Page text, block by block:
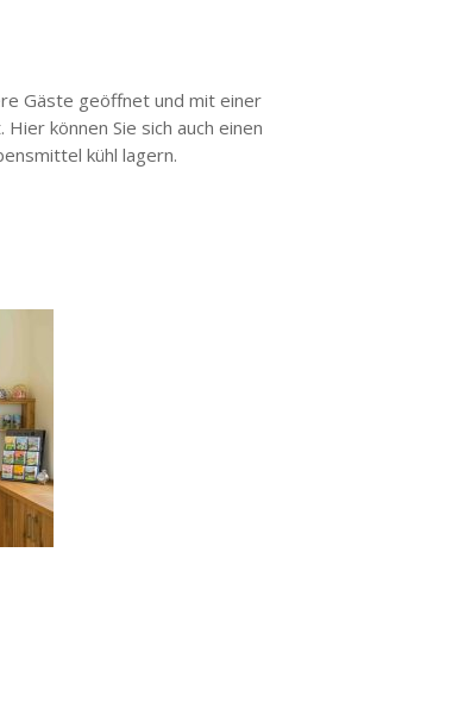
Gäste geöffnet und mit einer
Hier können Sie sich auch einen
kühl lagern.